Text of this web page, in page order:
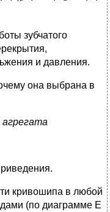
зубчатого
и давления.
она выбрана в
кривошипа в любой
(по диаграмме Е